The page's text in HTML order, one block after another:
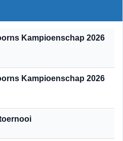
Kampioenschap 2026
Kampioenschap 2026